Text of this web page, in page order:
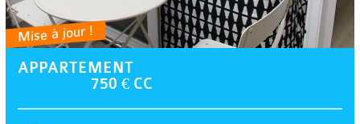
Mise à jour !
APPARTEMENT
750 € CC